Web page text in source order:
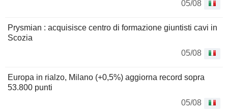
05/08
Prysmian : acquisisce centro di formazione giuntisti cavi in
Scozia
05/08
Europa in rialzo, Milano (+0,5%) aggiorna record sopra
53.800 punti
05/08